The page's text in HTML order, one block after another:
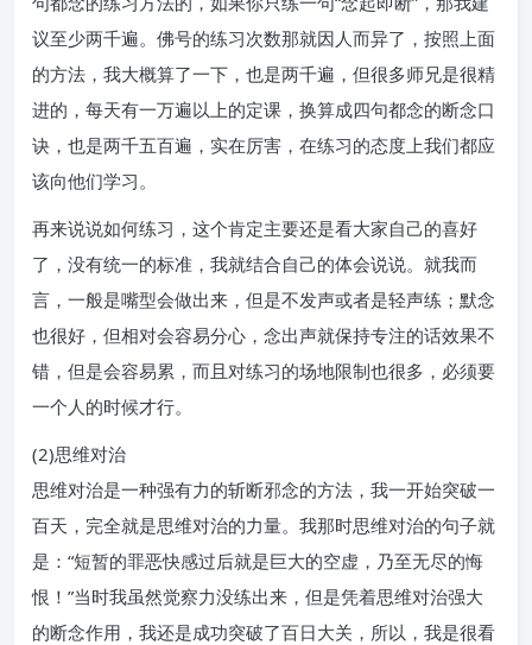
议至少两千遍。佛号的练习次数那就因人而异了，按照上面
的方法，我大概算了一下，也是两千遍，但很多师兄是很精
进的，每天有一万遍以上的定课，换算成四句都念的断念口
诀，也是两千五百遍，实在厉害，在练习的态度上我们都应
该向他们学习。
再来说说如何练习，这个肯定主要还是看大家自己的喜好
了，没有统一的标准，我就结合自己的体会说说。就我而
言，一般是嘴型会做出来，但是不发声或者是轻声练；默念
也很好，但相对会容易分心，念出声就保持专注的话效果不
错，但是会容易累，而且对练习的场地限制也很多，必须要
一个人的时候才行。
(2)思维对治
思维对治是一种强有力的斩断邪念的方法，我一开始突破一
百天，完全就是思维对治的力量。我那时思维对治的句子就
是：“短暂的罪恶快感过后就是巨大的空虚，乃至无尽的悔
恨！”当时我虽然觉察力没练出来，但是凭着思维对治强大
的断念作用，我还是成功突破了百日大关，所以，我是很看